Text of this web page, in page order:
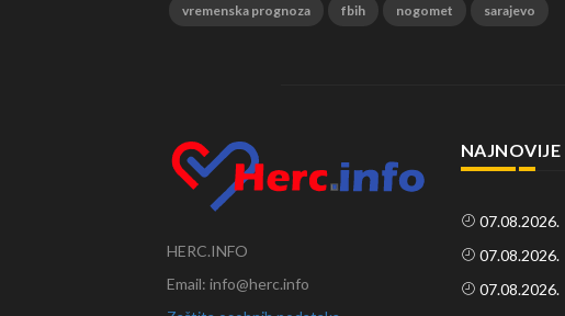
vremenska prognoza fbih nogomet sarajevo
HERC.INFO
Email: info@herc.info
NAJNOVIJE
07.08.2026.
07.08.2026.
07.08.2026.